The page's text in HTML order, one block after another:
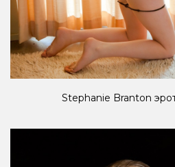
Stephanie Branton